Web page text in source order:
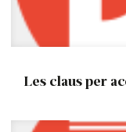
Les claus per